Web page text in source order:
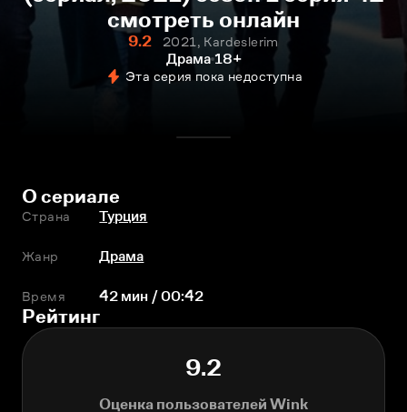
смотреть онлайн
9.2
2021, Kardeslerim
Драма 18+
Эта серия пока недоступна
О сериале
Страна Турция
Жанр Драма
Время 42 мин / 00:42
Рейтинг
9.2
Оценка пользователей Wink